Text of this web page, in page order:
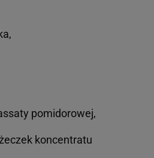
pomidorowej,
koncentratu